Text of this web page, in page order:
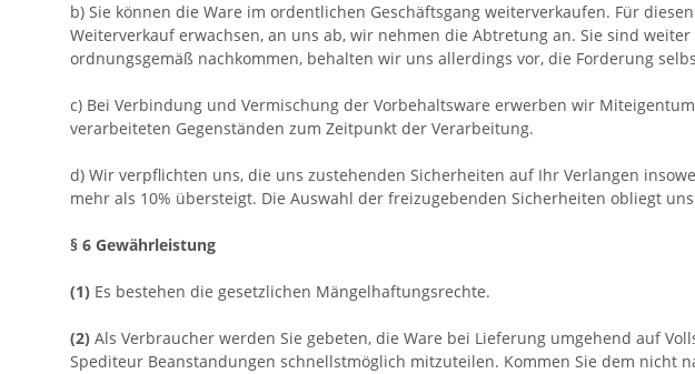
b) Sie können die Ware im ordentlichen Geschäftsgang weiterverkaufen. Für
Weiterverkauf erwachsen, an uns ab, wir nehmen die Abtretung an. Sie sind
ordnungsgemäß nachkommen, behalten wir uns allerdings vor, die Forderung
c) Bei Verbindung und Vermischung der Vorbehaltsware erwerben wir
verarbeiteten Gegenständen zum Zeitpunkt der Verarbeitung.
d) Wir verpflichten uns, die uns zustehenden Sicherheiten auf Ihr Verlangen
mehr als 10% übersteigt. Die Auswahl der freizugebenden Sicherheiten obliegt
§ 6 Gewährleistung
(1) Es bestehen die gesetzlichen Mängelhaftungsrechte.
(2) Als Verbraucher werden Sie gebeten, die Ware bei Lieferung umgehend auf
Spediteur Beanstandungen schnellstmöglich mitzuteilen. Kommen Sie dem nicht